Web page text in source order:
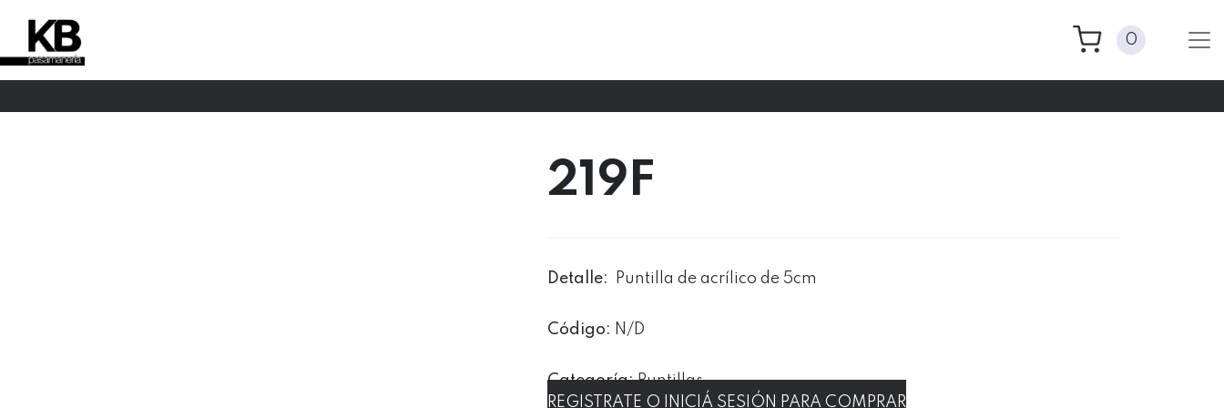
0
219F
Detalle: Puntilla de acrílico de 5cm
Código: N/D
Categoría:Puntillas
REGISTRATE O INICIÁ SESIÓN PARA COMPRAR